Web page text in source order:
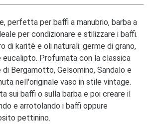
perfetta per baffi a manubrio, barba a
per condizionare e stilizzare i baffi.
di karitè e oli naturali: germe di grano,
eucalipto. Profumata con la classica
Bergamotto, Gelsomino, Sandalo e
nell'originale vaso in stile vintage.
sui baffi o sulla barba e poi creare il
e arrotolando i baffi oppure
pettinino.